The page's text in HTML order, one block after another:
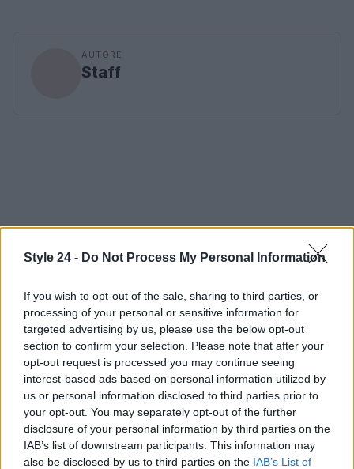
Style 24 - Do Not Process My Personal Information
If you wish to opt-out of the sale, sharing to third parties, or
processing of your personal or sensitive information for
targeted advertising by us, please use the below opt-out
section to confirm your selection. Please note that after your
opt-out request is processed you may continue seeing
interest-based ads based on personal information utilized by
us or personal information disclosed to third parties prior to
your opt-out. You may separately opt-out of the further
disclosure of your personal information by third parties on the
IAB’s list of downstream participants. This information may
also be disclosed by us to third parties on the IAB’s List of
AUTORE
Staff